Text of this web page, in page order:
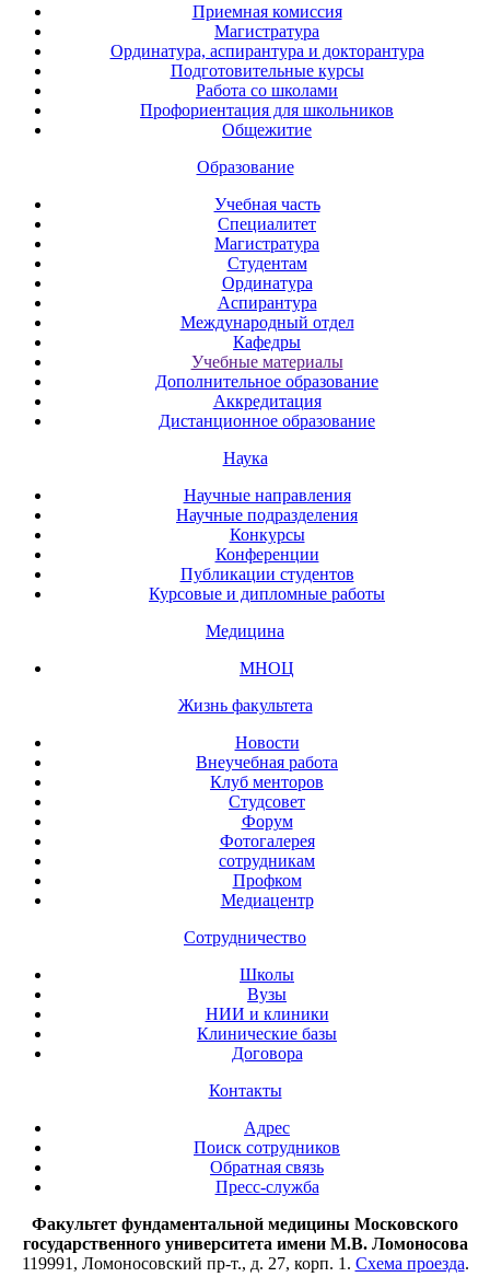
Приемная комиссия
Магистратура
Ординатура, аспирантура и докторантура
Подготовительные курсы
Работа со школами
Профориентация для школьников
Общежитие
Образование
Учебная часть
Специалитет
Магистратура
Студентам
Ординатура
Аспирантура
Международный отдел
Кафедры
Учебные материалы
Дополнительное образование
Аккредитация
Дистанционное образование
Наука
Научные направления
Научные подразделения
Конкурсы
Конференции
Публикации студентов
Курсовые и дипломные работы
Медицина
МНОЦ
Жизнь факультета
Новости
Внеучебная работа
Клуб менторов
Студсовет
Форум
Фотогалерея
сотрудникам
Профком
Медиацентр
Сотрудничество
Школы
Вузы
НИИ и клиники
Клинические базы
Договора
Контакты
Адрес
Поиск сотрудников
Обратная связь
Пресс-служба
Факультет фундаментальной медицины Московского
государственного университета имени М.В. Ломоносова
119991, Ломоносовский пр-т., д. 27, корп. 1. Схема проезда.